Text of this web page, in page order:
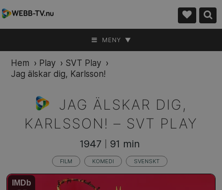
MENY ▼
Hem › Play › SVT Play ›
Jag älskar dig, Karlsson!
JAG ÄLSKAR DIG,
KARLSSON! – SVT PLAY
1947 91 min
FILM KOMEDI SVENSKT
IMDb